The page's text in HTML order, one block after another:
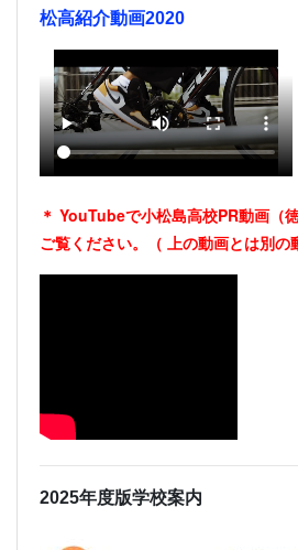
松高紹介動画2020
＊ YouTubeで小松島高校PR動画（
ご覧ください。（ 上の動画とは別の
2025年度版学校案内